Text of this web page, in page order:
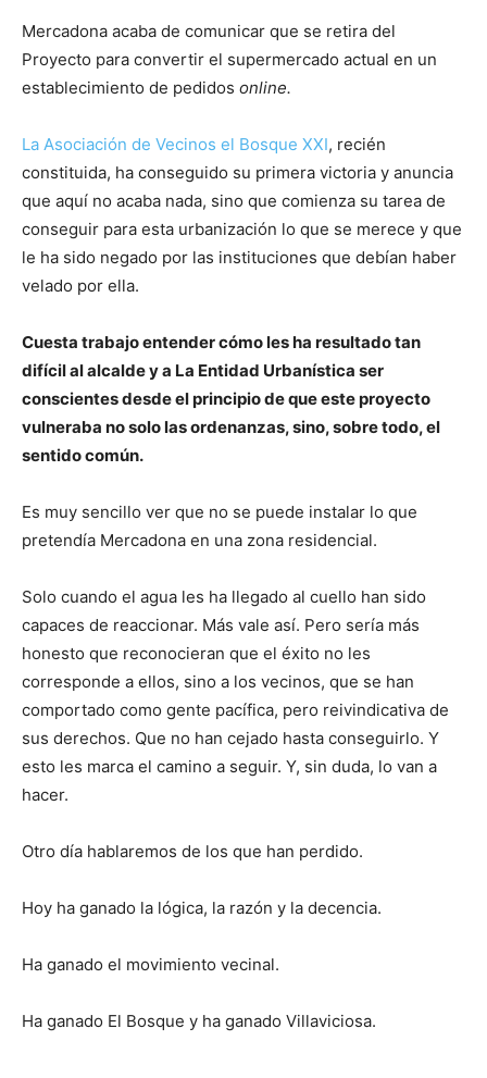
Mercadona acaba de comunicar que se retira del
Proyecto para convertir el supermercado actual en un
establecimiento de pedidos online.
La Asociación de Vecinos el Bosque XXI, recién
constituida, ha conseguido su primera victoria y anuncia
que aquí no acaba nada, sino que comienza su tarea de
conseguir para esta urbanización lo que se merece y que
le ha sido negado por las instituciones que debían haber
velado por ella.
Cuesta trabajo entender cómo les ha resultado tan
difícil al alcalde y a La Entidad Urbanística ser
conscientes desde el principio de que este proyecto
vulneraba no solo las ordenanzas, sino, sobre todo, el
sentido común.
Es muy sencillo ver que no se puede instalar lo que
pretendía Mercadona en una zona residencial.
Solo cuando el agua les ha llegado al cuello han sido
capaces de reaccionar. Más vale así. Pero sería más
honesto que reconocieran que el éxito no les
corresponde a ellos, sino a los vecinos, que se han
comportado como gente pacífica, pero reivindicativa de
sus derechos. Que no han cejado hasta conseguirlo. Y
esto les marca el camino a seguir. Y, sin duda, lo van a
hacer.
Otro día hablaremos de los que han perdido.
Hoy ha ganado la lógica, la razón y la decencia.
Ha ganado el movimiento vecinal.
Ha ganado El Bosque y ha ganado Villaviciosa.